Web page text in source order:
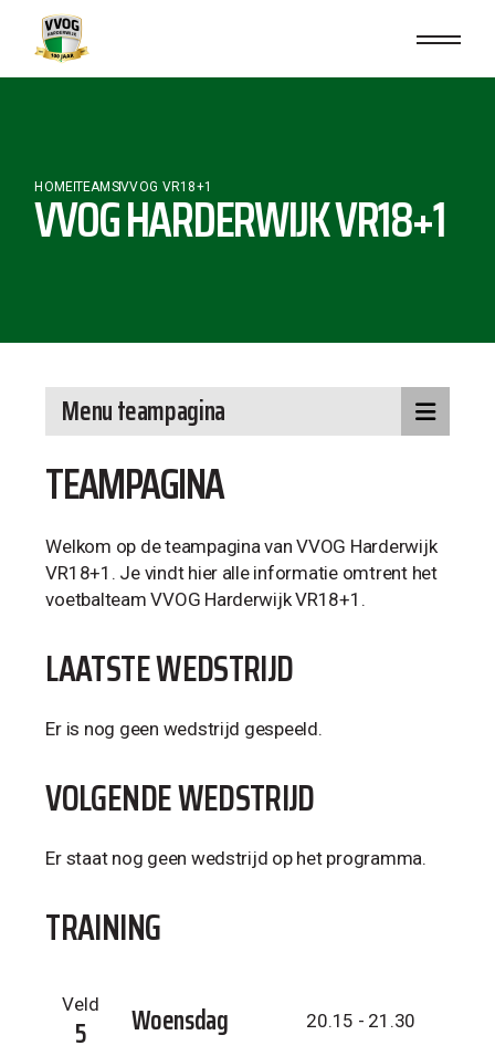
HOMETEAMSVVOG VR18+1
VVOG HARDERWIJK VR18+1
TEAMPAGINA
Welkom op de teampagina van VVOG Harderwijk
VR18+1. Je vindt hier alle informatie omtrent het
voetbalteam VVOG Harderwijk VR18+1.
LAATSTE WEDSTRIJD
Er is nog geen wedstrijd gespeeld.
VOLGENDE WEDSTRIJD
Er staat nog geen wedstrijd op het programma.
TRAINING
Veld
5 Woensdag 20.15 - 21.30
Menu teampagina